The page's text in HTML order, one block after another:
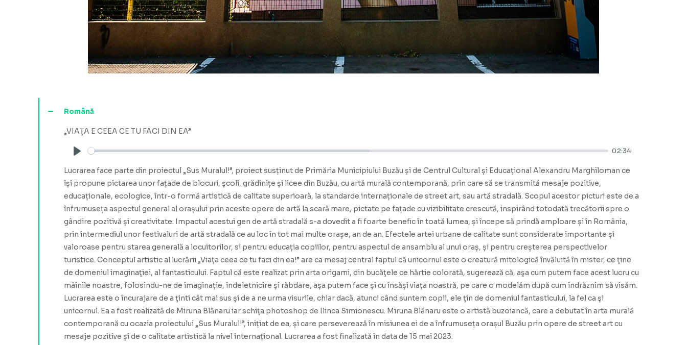
Română
„VIAŢA E CEEA CE TU FACI DIN EA”
Play
02:34
Lucrarea face parte din proiectul „Sus Muralul!”, proiect susținut de Primăria Municipiului Buzău și de Centrul Cultural și Educațional Alexandru Marghiloman ce
își propune pictarea unor fațade de blocuri, școli, grădinițe și licee din Buzău, cu artă murală contemporană, prin care să se transmită mesaje pozitive,
educaționale, ecologice, într-o formă artistică de calitate superioară, la standarde internaționale de street art, sau artă stradală. Scopul acestor picturi este de a
înfrumuseța aspectul general al orașului prin aceste opere de artă la scară mare, pictate pe fațade cu vizibilitate crescută, inspirând totodată trecătorii spre o
gândire pozitivă și creativitate. Impactul acestui gen de artă stradală s-a dovedit a fi foarte benefic în toată lumea, și începe să prindă amploare și în România,
prin intermediul unor festivaluri de artă stradală ce au loc în tot mai multe orașe, an de an. Efectele artei urbane de calitate sunt considerate importante şi
valoroase pentru starea generală a locuitorilor, si pentru educația copiilor, pentru aspectul de ansamblu al unui oraș, și pentru creșterea perspectivelor
turistice. Conceptul artistic al lucrării „Viaţa ceea ce tu faci din ea!” are ca mesaj central faptul că unicornul este o creatură mitologică învăluită în mister, ce ţine
de domeniul imaginaţiei, al fantasticului. Faptul că este realizat prin arta origami, din bucăţele ce hărtie colorată, sugerează că, aşa cum putem face acest lucru cu
mâinile noastre, folosindu-ne de imaginaţie, îndeletnicire şi răbdare, aşa putem face şi cu însăşi viaţa noastră, pe care o modelăm după cum îndrăznim să visăm.
Lucrarea este o încurajare de a ţinti cât mai sus şi de a ne urma visurile, chiar dacă, atunci când suntem copii, ele ţin de domeniul fantasticului, la fel ca şi
unicornul. Ea a fost realizată de Miruna Blănaru iar schiţa photoshop de Ilinca Simionescu. Miruna Blănaru este o artistă buzoiancă, care a debutat în arta murală
contemporană cu ocazia proiectului „Sus Muralul!”, inițiat de ea, și care perseverează în misiunea ei de a înfrumuseța orașul Buzău prin opere de street art cu
mesaje pozitive și de o calitate artistică la nivel internațional. Lucrarea a fost finalizată în data de 15 mai 2023.